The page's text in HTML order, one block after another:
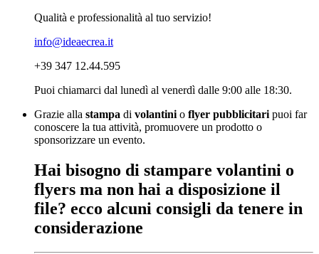
Qualità e professionalità al tuo servizio!
info@ideaecrea.it
+39 347 12.44.595
Puoi chiamarci dal lunedì al venerdì dalle 9:00 alle 18:30.
Grazie alla stampa di volantini o flyer pubblicitari puoi far
conoscere la tua attività, promuovere un prodotto o
sponsorizzare un evento.
Hai bisogno di stampare volantini o
flyers ma non hai a disposizione il
file? ecco alcuni consigli da tenere in
considerazione